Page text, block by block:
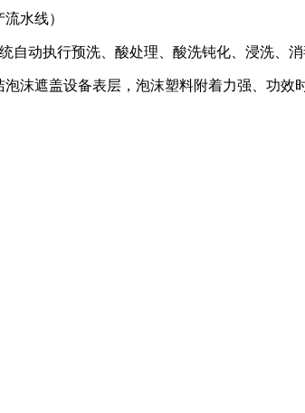
水线）
自动执行预洗、酸处理、酸洗钝化、浸洗、
沫遮盖设备表层，泡沫塑料附着力强、功